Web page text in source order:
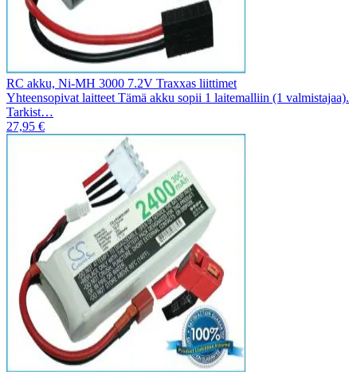
RC akku, Ni-MH 3000 7.2V Traxxas liittimet
Yhteensopivat laitteet Tämä akku sopii 1 laitemalliin (1 valmistajaa).
Tarkist…
27,95 €